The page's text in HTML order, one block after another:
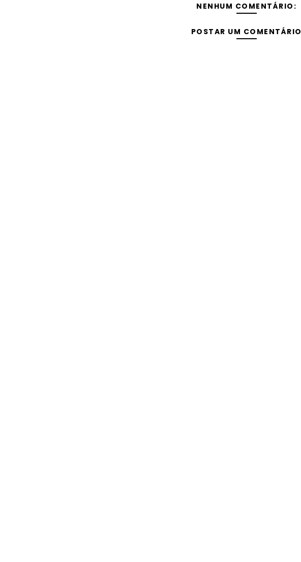
NENHUM COMENTÁRIO:
POSTAR UM COMENTÁRIO